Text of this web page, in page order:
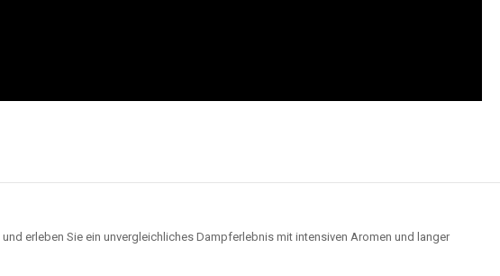
und erleben Sie ein unvergleichliches Dampferlebnis mit intensiven Aromen und langer